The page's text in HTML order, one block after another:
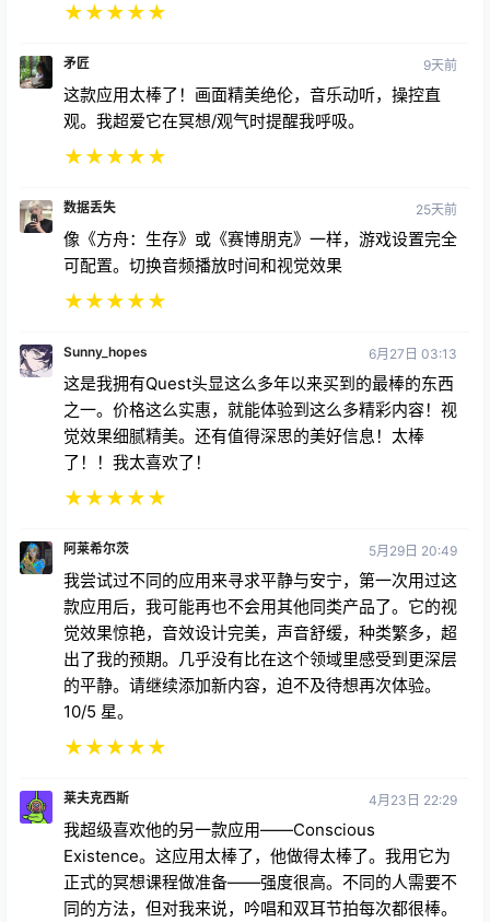
★★★★★
矛匠 9天前
这款应用太棒了！画面精美绝伦，音乐动听，操控直
观。我超爱它在冥想/观气时提醒我呼吸。
★★★★★
数据丢失 25天前
像《方舟：生存》或《赛博朋克》一样，游戏设置完全
可配置。切换音频播放时间和视觉效果
★★★★★
Sunny_hopes 6月27日 03:13
这是我拥有Quest头显这么多年以来买到的最棒的东西
之一。价格这么实惠，就能体验到这么多精彩内容！视
觉效果细腻精美。还有值得深思的美好信息！太棒
了！！我太喜欢了！
★★★★★
阿莱希尔茨 5月29日 20:49
我尝试过不同的应用来寻求平静与安宁，第一次用过这
款应用后，我可能再也不会用其他同类产品了。它的视
觉效果惊艳，音效设计完美，声音舒缓，种类繁多，超
出了我的预期。几乎没有比在这个领域里感受到更深层
的平静。请继续添加新内容，迫不及待想再次体验。
10/5 星。
★★★★★
莱夫克西斯 4月23日 22:29
我超级喜欢他的另一款应用——Conscious
Existence。这应用太棒了，他做得太棒了。我用它为
正式的冥想课程做准备——强度很高。不同的人需要不
同的方法，但对我来说，吟唱和双耳节拍每次都很棒。